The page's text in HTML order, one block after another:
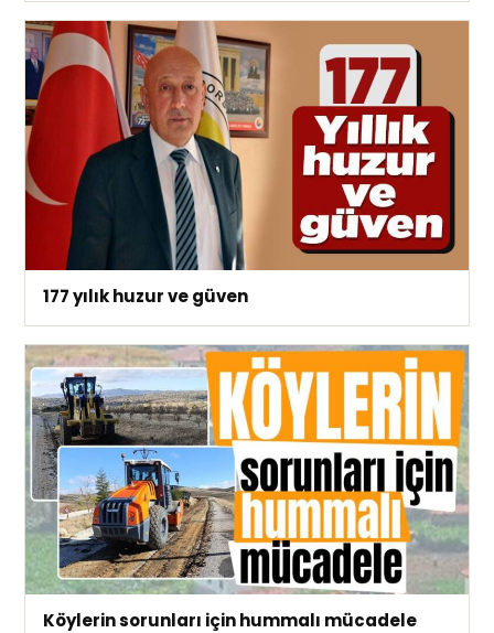
177 yılık huzur ve güven
Köylerin sorunları için hummalı mücadele